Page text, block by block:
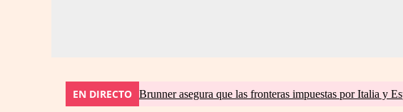
EN DIRECTO Brunner asegura que las fronteras impuestas por Italia y